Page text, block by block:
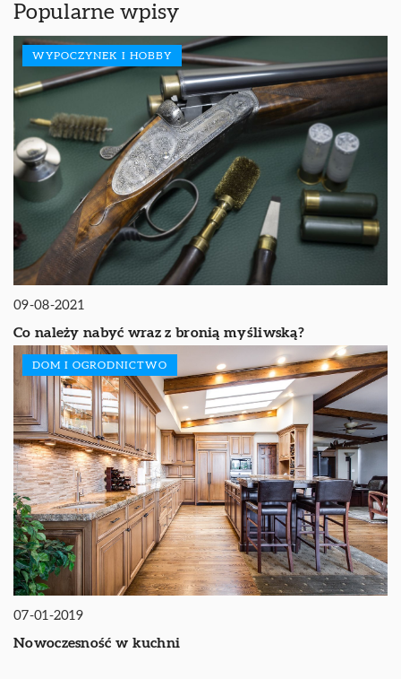
Popularne wpisy
WYPOCZYNEK I HOBBY
09-08-2021
Co należy nabyć wraz z bronią myśliwską?
DOM I OGRODNICTWO
07-01-2019
Nowoczesność w kuchni